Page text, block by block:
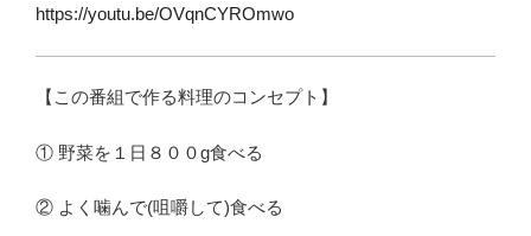
https://youtu.be/OVqnCYROmwo
【この番組で作る料理のコンセプト】
① 野菜を１日８００g食べる
② よく噛んで(咀嚼して)食べる